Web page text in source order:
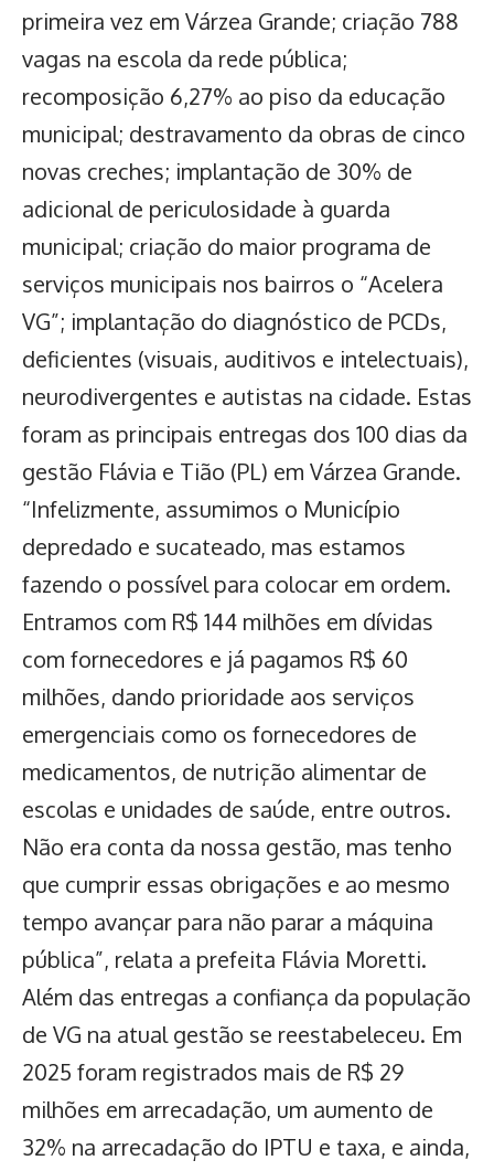
primeira vez em Várzea Grande; criação 788
vagas na escola da rede pública;
recomposição 6,27% ao piso da educação
municipal; destravamento da obras de cinco
novas creches; implantação de 30% de
adicional de periculosidade à guarda
municipal; criação do maior programa de
serviços municipais nos bairros o “Acelera
VG”; implantação do diagnóstico de PCDs,
deficientes (visuais, auditivos e intelectuais),
neurodivergentes e autistas na cidade. Estas
foram as principais entregas dos 100 dias da
gestão Flávia e Tião (PL) em Várzea Grande.
“Infelizmente, assumimos o Município
depredado e sucateado, mas estamos
fazendo o possível para colocar em ordem.
Entramos com R$ 144 milhões em dívidas
com fornecedores e já pagamos R$ 60
milhões, dando prioridade aos serviços
emergenciais como os fornecedores de
medicamentos, de nutrição alimentar de
escolas e unidades de saúde, entre outros.
Não era conta da nossa gestão, mas tenho
que cumprir essas obrigações e ao mesmo
tempo avançar para não parar a máquina
pública”, relata a prefeita Flávia Moretti.
Além das entregas a confiança da população
de VG na atual gestão se reestabeleceu. Em
2025 foram registrados mais de R$ 29
milhões em arrecadação, um aumento de
32% na arrecadação do IPTU e taxa, e ainda,